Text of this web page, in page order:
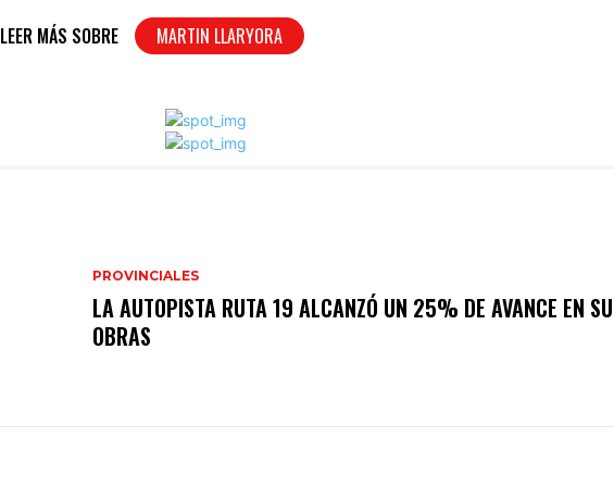
LEER MÁS SOBRE MARTIN LLARYORA
PROVINCIALES
LA AUTOPISTA RUTA 19 ALCANZÓ UN 25% DE AVANCE EN
OBRAS